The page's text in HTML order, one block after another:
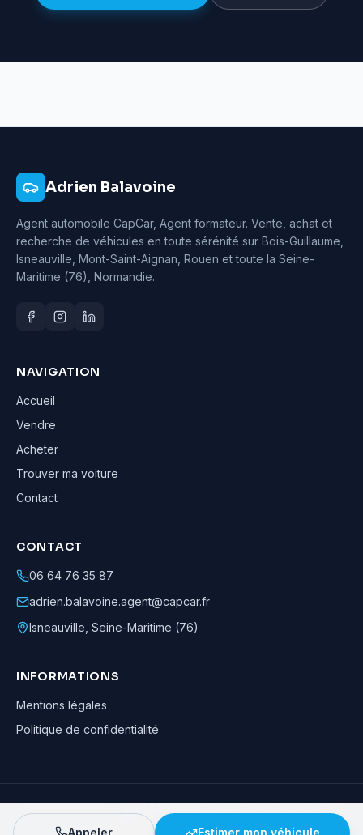
Adrien Balavoine
Agent automobile CapCar, Agent formateur. Vente, achat et
recherche de véhicules en toute sérénité sur Bois-Guillaume,
Isneauville, Mont-Saint-Aignan, Rouen et toute la Seine-
Maritime (76), Normandie.
NAVIGATION
Accueil
Vendre
Acheter
Trouver ma voiture
Contact
CONTACT
06 64 76 35 87
adrien.balavoine.agent@capcar.fr
Isneauville Seine-Maritime (76)
INFORMATIONS
Mentions légales
Politique de confidentialité
Adrien Balavoine—Agent automobile CapCar, Agent formateur· ©
· Tous droits réservés
Appeler Estimer mon véhicule